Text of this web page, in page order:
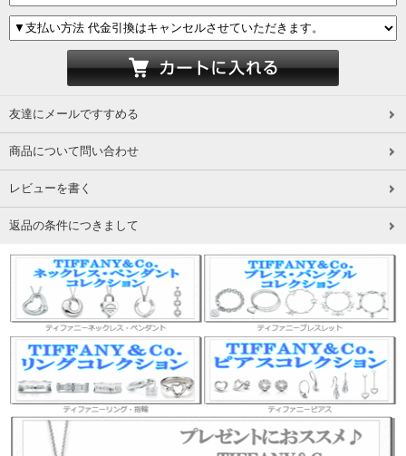
友達にメールですすめる
商品について問い合わせ
レビューを書く
返品の条件につきまして